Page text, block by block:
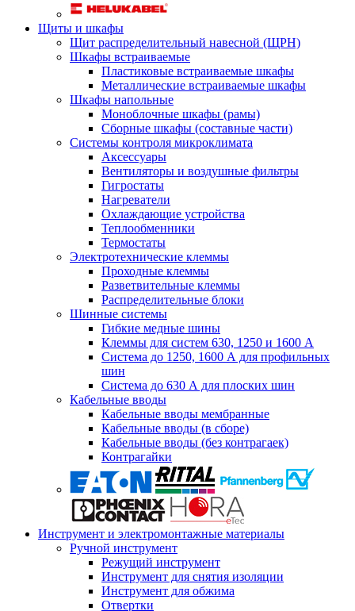
Щиты и шкафы
Щит распределительный навесной (ЩРН)
Шкафы встраиваемые
Пластиковые встраиваемые шкафы
Металлические встраиваемые шкафы
Шкафы напольные
Моноблочные шкафы (рамы)
Сборные шкафы (составные части)
Системы контроля микроклимата
Аксессуары
Вентиляторы и воздушные фильтры
Гигростаты
Нагреватели
Охлаждающие устройства
Теплообменники
Термостаты
Электротехнические клеммы
Проходные клеммы
Разветвительные клеммы
Распределительные блоки
Шинные системы
Гибкие медные шины
Клеммы для систем 630, 1250 и 1600 А
Система до 1250, 1600 А для профильных
шин
Система до 630 А для плоских шин
Кабельные вводы
Кабельные вводы мембранные
Кабельные вводы (в сборе)
Кабельные вводы (без контрагаек)
Контрагайки
Инструмент и электромонтажные материалы
Ручной инструмент
Режущий инструмент
Инструмент для снятия изоляции
Инструмент для обжима
Отвертки